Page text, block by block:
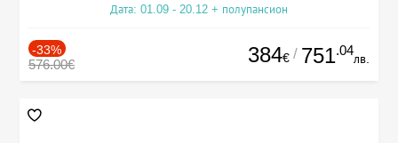
Дата: 01.09 - 20.12 + полупансион
-33%
576.00€ 384€ / 751.04
лв.